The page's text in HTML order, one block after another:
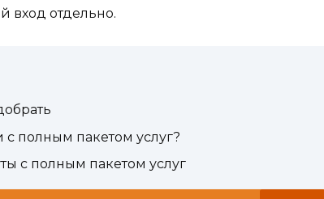
вход отдельно.
с полным пакетом услуг?
с полным пакетом услуг